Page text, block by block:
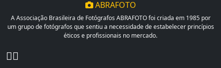
ABRAFOTO
A Associação Brasileira de Fotógrafos ABRAFOTO foi criada em 1985 por
um grupo de fotógrafos que sentiu a necessidade de estabelecer princípios
éticos e profissionais no mercado.